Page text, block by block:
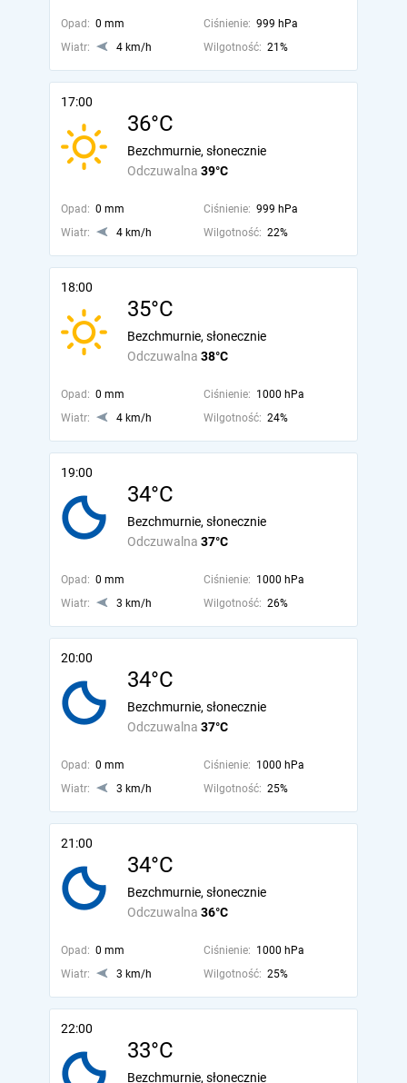
Opad: 0 mm Ciśnienie: 999 hPa
Wiatr:
4 km/h Wilgotność: 21%
17:00
36°C
Odczuwalna 39°C
Bezchmurnie, słonecznie
Opad: 0 mm Ciśnienie: 999 hPa
Wiatr:
4 km/h Wilgotność: 22%
18:00
35°C
Odczuwalna 38°C
Bezchmurnie, słonecznie
Opad: 0 mm Ciśnienie: 1000 hPa
Wiatr:
4 km/h Wilgotność: 24%
19:00
34°C
Odczuwalna 37°C
Bezchmurnie, słonecznie
Opad: 0 mm Ciśnienie: 1000 hPa
Wiatr:
3 km/h Wilgotność: 26%
20:00
34°C
Odczuwalna 37°C
Bezchmurnie, słonecznie
Opad: 0 mm Ciśnienie: 1000 hPa
Wiatr:
3 km/h Wilgotność: 25%
21:00
34°C
Odczuwalna 36°C
Bezchmurnie, słonecznie
Opad: 0 mm Ciśnienie: 1000 hPa
Wiatr:
3 km/h Wilgotność: 25%
22:00
33°C
Bezchmurnie, słonecznie